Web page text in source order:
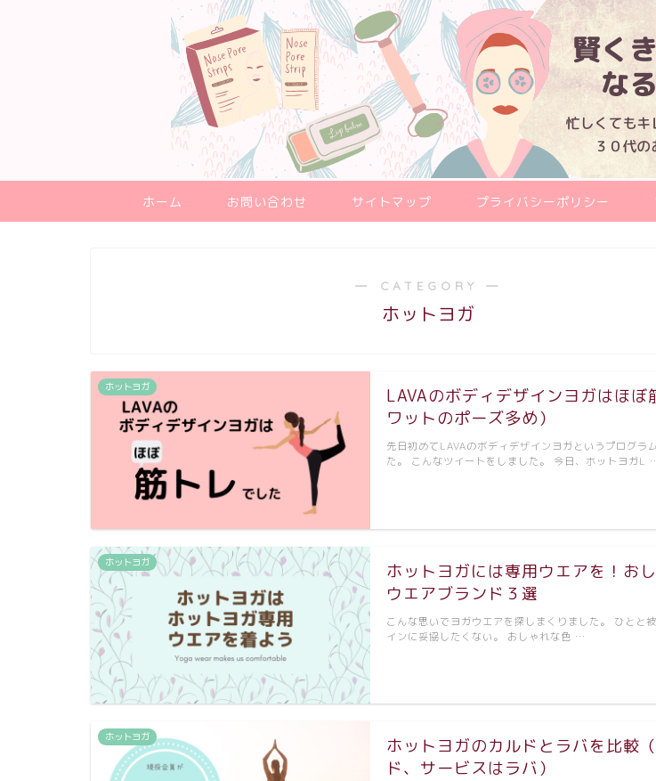
ホーム お問い合わせ サイトマップ プライバシーポリシー
― CATEGORY ―
ホットヨガ
ホットヨガ
LAVAのボディデザインヨガはほぼ
ワットのポーズ多め）
先日初めてLAVAのボディデザインヨガというプログラ
た。 こんなツイートをしました。 今日、ホットヨガL
ホットヨガ
ホットヨガには専用ウエアを！お
ウエアブランド３選
こんな思いでヨガウエアを探しまくりました。 ひとと
インに妥協したくない。 おしゃれな色 …
ホットヨガ
ホットヨガのカルドとラバを比較
ド、サービスはラバ）